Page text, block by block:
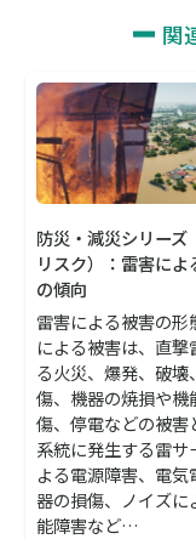
関
防災・減災シリーズ
リスク）：雷害によ
の傾向
雷害による被害の形
による被害は、直撃
る火災、爆発、破壊
傷、機器の焼損や機
傷、停電などの被害
系統に発生する雷サ
よる電源障害、電気
器の損傷、ノイズに
能障害など…